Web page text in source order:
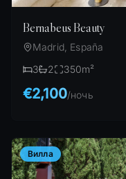
Bernabeus Beauty
Madrid, España
3
2 350m²
€2,100/ночь
Вилла